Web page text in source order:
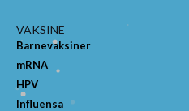
VAKSINE
Barnevaksiner
mRNA
HPV
Influensa